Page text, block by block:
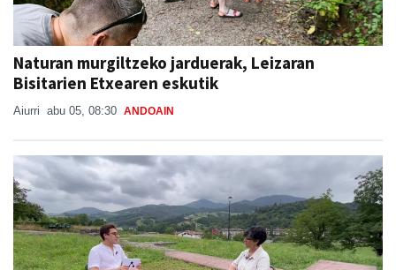
Naturan murgiltzeko jarduerak, Leizaran
Bisitarien Etxearen eskutik
Aiurri abu 05, 08:30 ANDOAIN